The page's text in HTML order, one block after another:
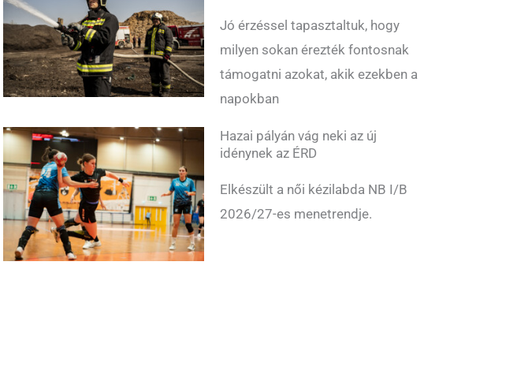
Jó érzéssel tapasztaltuk, hogy
milyen sokan érezték fontosnak
támogatni azokat, akik ezekben a
napokban
Hazai pályán vág neki az új
idénynek az ÉRD
Elkészült a női kézilabda NB I/B
2026/27-es menetrendje.